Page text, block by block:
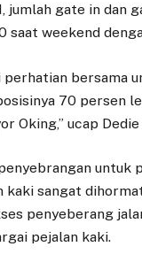
jumlah gate in dan
saat weekend
perhatian bersama
70 persen
Oking,” ucap
kaki sangat
penyeberang
pejalan kaki.